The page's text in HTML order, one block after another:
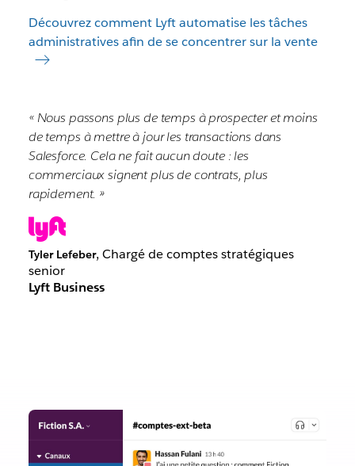
Découvrez comment Lyft automatise les tâches
administratives afin de se concentrer sur la vente
« Nous passons plus de temps à prospecter et moins
de temps à mettre à jour les transactions dans
Salesforce. Cela ne fait aucun doute : les
commerciaux signent plus de contrats, plus
rapidement. »
Tyler Lefeber, Chargé de comptes stratégiques
senior
Lyft Business